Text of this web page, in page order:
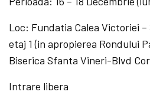
Loc: Fundatia Calea Victoriei
etaj 1 (in apropierea Rondului
Biserica Sfanta Vineri-Blvd
Intrare libera